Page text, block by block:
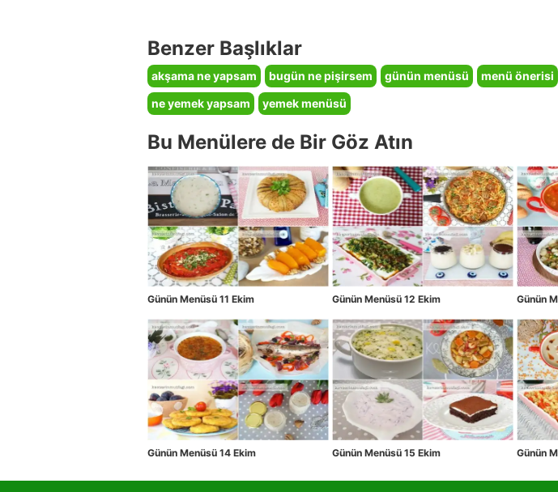
Benzer Başlıklar
akşama ne yapsam bugün ne pişirsem günün menüsü menü önerisi
ne yemek yapsam
yemek menüsü
Bu Menülere de Bir Göz Atın
Günün Menüsü 11 Ekim Günün Menüsü 12 Ekim Günün
Günün Menüsü 14 Ekim Günün Menüsü 15 Ekim Günün